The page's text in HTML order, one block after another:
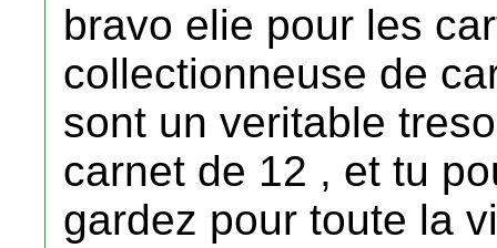
bravo elie pour les
collectionneuse de
sont un veritable
carnet de 12 , et tu
gardez pour toute la